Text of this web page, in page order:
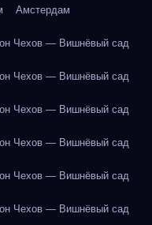
Амстердам
Чехов — Вишнёвый сад
Чехов — Вишнёвый сад
Чехов — Вишнёвый сад
Чехов — Вишнёвый сад
Чехов — Вишнёвый сад
Чехов — Вишнёвый сад